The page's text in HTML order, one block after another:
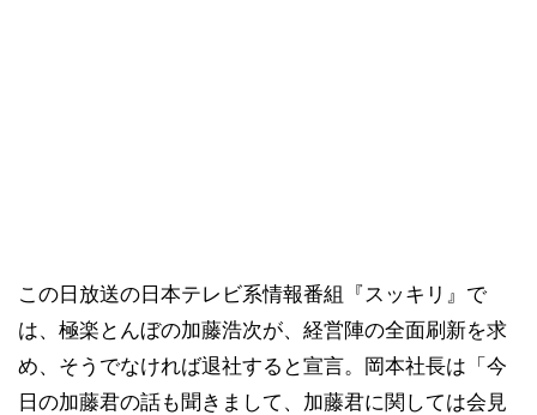
この日放送の日本テレビ系情報番組『スッキリ』で
は、極楽とんぼの加藤浩次が、経営陣の全面刷新を求
め、そうでなければ退社すると宣言。岡本社長は「今
日の加藤君の話も聞きまして、加藤君に関しては会見